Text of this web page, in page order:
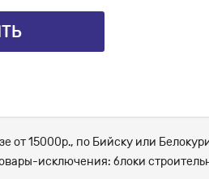
от 15000р., по Бийску или
исключения: блоки